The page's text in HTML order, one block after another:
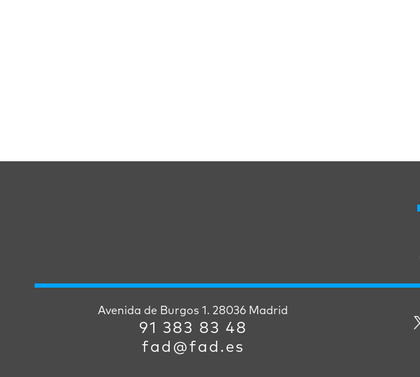
Avenida de Burgos 1. 28036 Madrid
91 383 83 48
fad@fad.es